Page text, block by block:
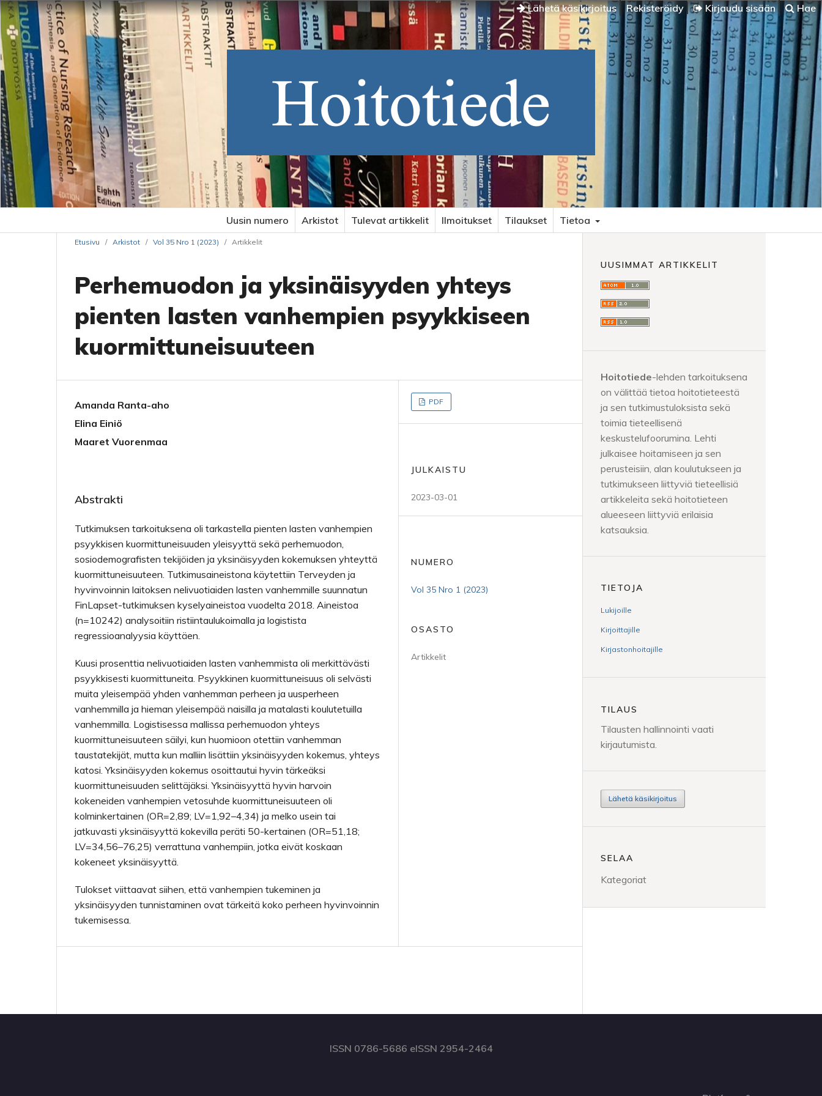
Lähetä käsikirjoitus Rekisteröidy Kirjaudu sisään Hae
Uusin numero Arkistot Tulevat artikkelit Ilmoitukset Tilaukset Tietoa
Etusivu / Arkistot / Vol 35 Nro 1 (2023) / Artikkelit
Perhemuodon ja yksinäisyyden yhteys
pienten lasten vanhempien psyykkiseen
kuormittuneisuuteen
Amanda Ranta-aho
Elina Einiö
Maaret Vuorenmaa
Abstrakti
Tutkimuksen tarkoituksena oli tarkastella pienten lasten vanhempien
psyykkisen kuormittuneisuuden yleisyyttä sekä perhemuodon,
sosiodemografisten tekijöiden ja yksinäisyyden kokemuksen yhteyttä
kuormittuneisuuteen. Tutkimusaineistona käytettiin Terveyden ja
hyvinvoinnin laitoksen nelivuotiaiden lasten vanhemmille suunnatun
FinLapset-tutkimuksen kyselyaineistoa vuodelta 2018. Aineistoa
(n=10242) analysoitiin ristiintaulukoimalla ja logistista
regressioanalyysia käyttäen.
Kuusi prosenttia nelivuotiaiden lasten vanhemmista oli merkittävästi
psyykkisesti kuormittuneita. Psyykkinen kuormittuneisuus oli selvästi
muita yleisempää yhden vanhemman perheen ja uusperheen
vanhemmilla ja hieman yleisempää naisilla ja matalasti koulutetuilla
vanhemmilla. Logistisessa mallissa perhemuodon yhteys
kuormittuneisuuteen säilyi, kun huomioon otettiin vanhemman
taustatekijät, mutta kun malliin lisättiin yksinäisyyden kokemus, yhteys
katosi. Yksinäisyyden kokemus osoittautui hyvin tärkeäksi
kuormittuneisuuden selittäjäksi. Yksinäisyyttä hyvin harvoin
kokeneiden vanhempien vetosuhde kuormittuneisuuteen oli
kolminkertainen (OR=2,89; LV=1,92–4,34) ja melko usein tai
jatkuvasti yksinäisyyttä kokevilla peräti 50-kertainen (OR=51,18;
LV=34,56–76,25) verrattuna vanhempiin, jotka eivät koskaan
kokeneet yksinäisyyttä.
Tulokset viittaavat siihen, että vanhempien tukeminen ja
yksinäisyyden tunnistaminen ovat tärkeitä koko perheen hyvinvoinnin
tukemisessa.
PDF
JULKAISTU
2023-03-01
NUMERO
Vol 35 Nro 1 (2023)
OSASTO
Artikkelit
UUSIMMAT ARTIKKELIT
Hoitotiede-lehden tarkoituksena
on välittää tietoa hoitotieteestä
ja sen tutkimustuloksista sekä
toimia tieteellisenä
keskustelufoorumina. Lehti
julkaisee hoitamiseen ja sen
perusteisiin, alan koulutukseen ja
tutkimukseen liittyviä tieteellisiä
artikkeleita sekä hoitotieteen
alueeseen liittyviä erilaisia
katsauksia.
TIETOJA
Lukijoille
Kirjoittajille
Kirjastonhoitajille
TILAUS
Tilausten hallinnointi vaati
kirjautumista.
Lähetä käsikirjoitus
SELAA
Kategoriat
ISSN 0786-5686 eISSN 2954-2464